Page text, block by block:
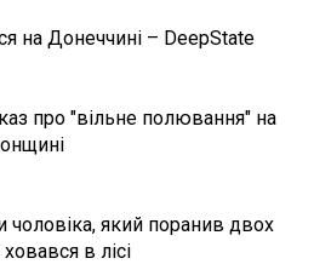
на Донеччині – DeepState
про "вільне полювання" на
чоловіка, який поранив двох
в лісі